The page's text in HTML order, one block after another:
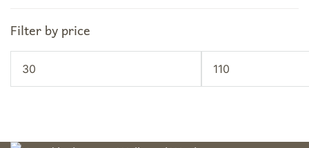
Filter by price
Min.
Preis
Max.
Preis